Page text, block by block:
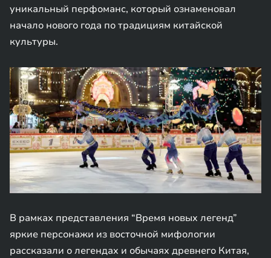
уникальный перфоманс, который ознаменовал
начало нового года по традициям китайской
культуры.
В рамках представления “Время новых легенд”
яркие персонажи из восточной мифологии
рассказали о легендах и обычаях древнего Китая,